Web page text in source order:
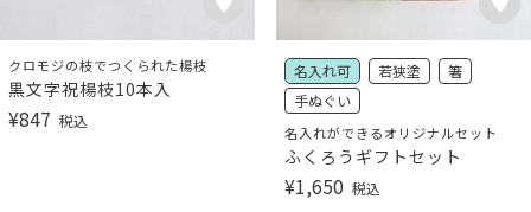
クロモジの枝でつくられた楊枝
黒文字祝楊枝10本入
¥847 税込
名入れ可 若狭塗
箸
手ぬぐい
名入れができるオリジナルセット
ふくろうギフトセット
¥1,650 税込